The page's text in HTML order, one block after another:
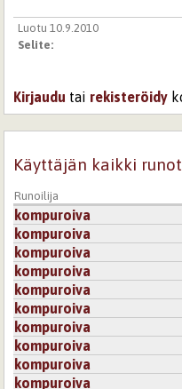
Luotu 10.9.2010
Selite:
Kirjaudu tai rekisteröidy
Käyttäjän kaikki runot
Runoilija
kompuroiva
kompuroiva
kompuroiva
kompuroiva
kompuroiva
kompuroiva
kompuroiva
kompuroiva
kompuroiva
kompuroiva